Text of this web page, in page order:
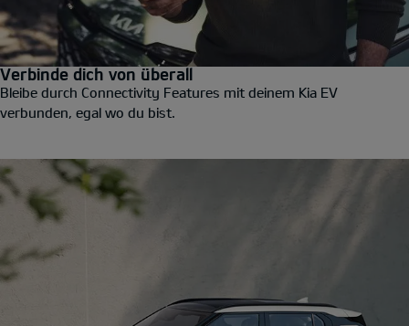
Verbinde dich von überall
Bleibe durch Connectivity Features mit deinem Kia EV
verbunden, egal wo du bist.